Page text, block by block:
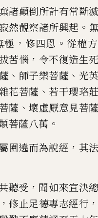
棄諸顛倒所計有常斷
寂然觀察諸所興起 。
極 ， 修四恩 。 從權
苦惱 ， 令不復造生
、 師子樂菩薩 、 光
雜花菩薩 、若干瓔珞
薩 、 壞虛厭意見菩
菩薩八萬 。
圍遶而為說經 ， 其
聽受 ， 聞如來宣決
，修 止足德專志經行